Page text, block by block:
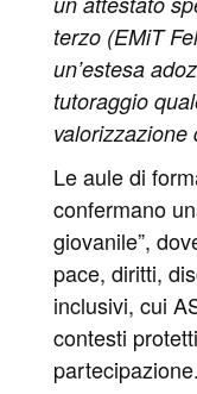
terzo (EMiT
un’estesa
tutoraggio
valorizzazione
Le aule di
confermano
giovanile”,
pace, diritti,
inclusivi, cui
contesti
partecipazione.